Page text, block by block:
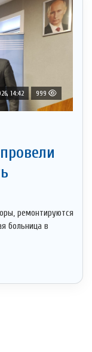
14:42 999
ремонтируются
больница в